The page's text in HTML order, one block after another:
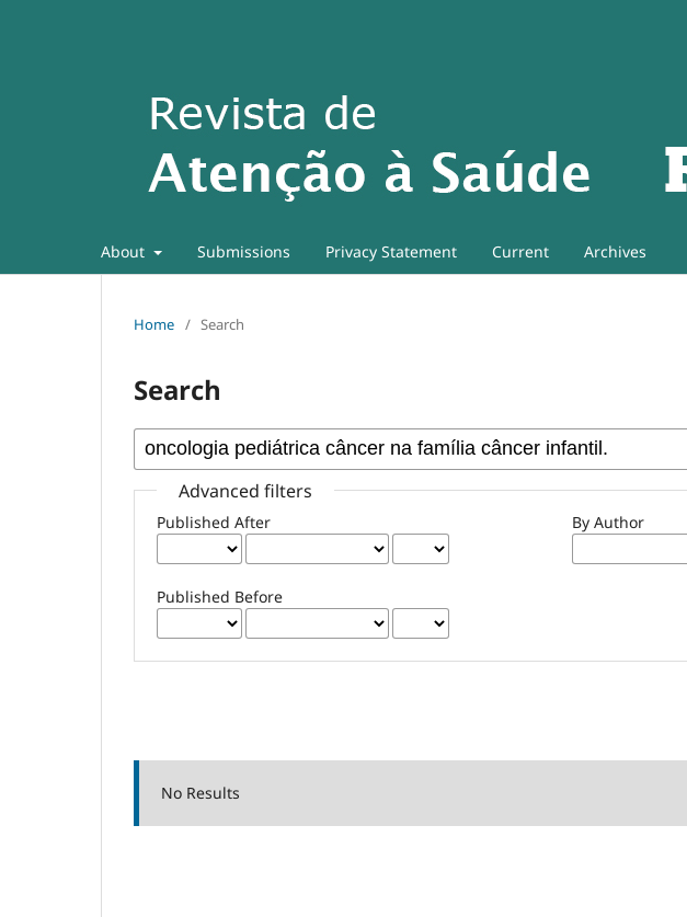
About Submissions Privacy Statement Current Archives
Home / Search
Search
Advanced filters
Published After
Published Before
By Author
No Results